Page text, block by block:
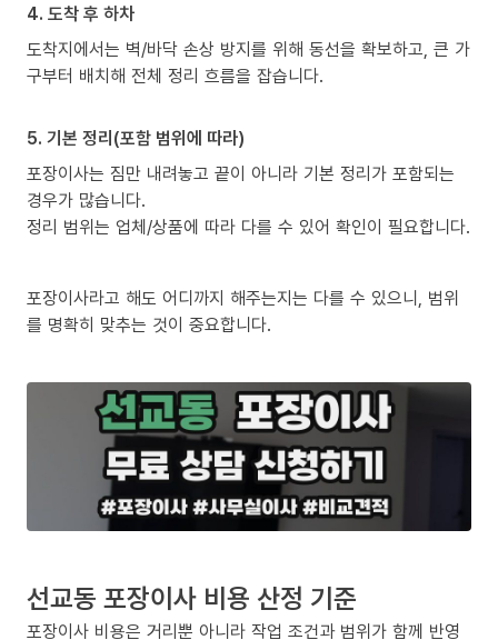
4. 도착 후 하차
도착지에서는 벽/바닥 손상 방지를 위해 동선을 확보하고, 큰 가
구부터 배치해 전체 정리 흐름을 잡습니다.
5. 기본 정리(포함 범위에 따라)
포장이사는 짐만 내려놓고 끝이 아니라 기본 정리가 포함되는
경우가 많습니다.
정리 범위는 업체/상품에 따라 다를 수 있어 확인이 필요합니다.
포장이사라고 해도 어디까지 해주는지는 다를 수 있으니, 범위
를 명확히 맞추는 것이 중요합니다.
선교동 포장이사 비용 산정 기준
포장이사 비용은 거리뿐 아니라 작업 조건과 범위가 함께 반영